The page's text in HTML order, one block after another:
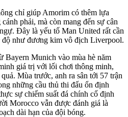
chỉ giúp Amorim có thêm lựa
phải, mà còn mang đến sự cân
Đây là yếu tố Man United rất cần
độ như đương kim vô địch Liverpool.
Bayern Munich vào mùa hè năm
giá trị với lối chơi thông minh,
Mùa trước, anh ra sân tới 57 trận
những cầu thủ thi đấu ổn định
sự chiếm suất đá chính cố định
Morocco vẫn được đánh giá là
dài hạn của đội bóng.